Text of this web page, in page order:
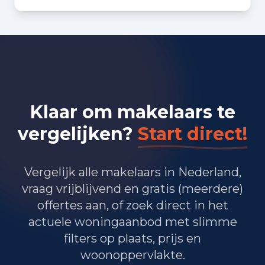
Bedrijvigheid in Rotterdam
(2025)
Zakelijke dienstverlening 27.830
Overheid, onderwijs en zorg 18.985
Landbouw, bosbouw en visserij 340
Vervoer, informatie en communicatie
Financiele diensten en onroerendgoed 3.525
Cultuur, recreatie en overige diensten
Klaar om makelaars te
vergelijken? Start direct!
Vergelijk alle makelaars in Nederland,
vraag vrijblijvend en gratis (meerdere)
offertes aan, of zoek direct in het
actuele woningaanbod met slimme
filters op plaats, prijs en
woonoppervlakte.